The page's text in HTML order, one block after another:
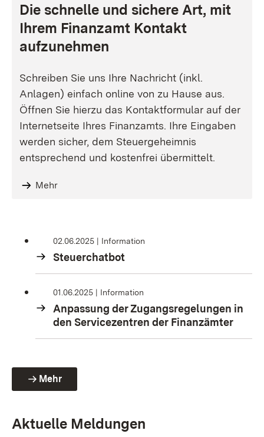
Die schnelle und sichere Art, mit
Ihrem Finanzamt Kontakt
aufzunehmen
Schreiben Sie uns Ihre Nachricht (inkl.
Anlagen) einfach online von zu Hause aus.
Öffnen Sie hierzu das Kontaktformular auf der
Internetseite Ihres Finanzamts. Ihre Eingaben
werden sicher, dem Steuergeheimnis
entsprechend und kostenfrei übermittelt.
Mehr
02.06.2025 Information
Steuerchatbot
01.06.2025 Information
Anpassung der Zugangsregelungen in
den Servicezentren der Finanzämter
Mehr
Aktuelle Meldungen